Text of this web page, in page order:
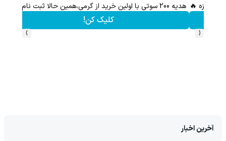
هدیه 200 سوتی با اولین خرید از گرمی،همین حالا ثبت نام کن
کلیک کن!
‹
›
آخرین اخبار